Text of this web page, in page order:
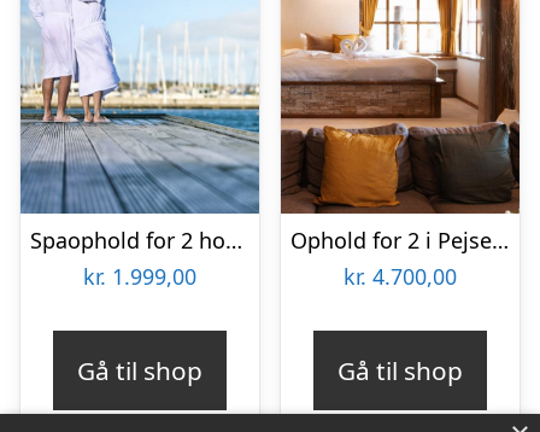
Spaophold for 2 hos Grand Hotel Stuer & Kurbad Limfjorden
kr. 1.999,00
Gå til shop
Ophold for 2 i Pejsesuiten hos Ribehøj
kr. 4.700,00
Gå til shop